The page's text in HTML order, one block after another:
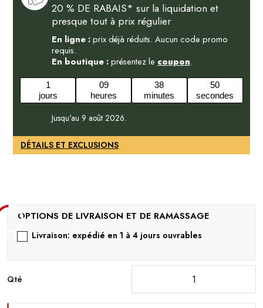
20 % DE RABAIS* sur la liquidation et
presque tout à prix régulier
En ligne :prix déjà réduits. Aucun code promo
requis.
En boutique :présentez le coupon.
1
jours
09
heures
38
minutes
49
secondes
Jusqu'au 9 août 2026.
DÉTAILS ET EXCLUSIONS
Livraison: expédié en 1 à 4 jours ouvrables
Qté